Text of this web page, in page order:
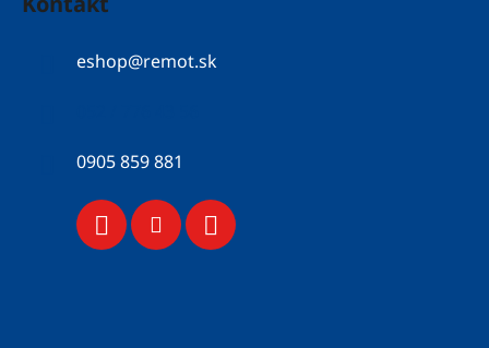
eshop@remot.sk
0905 859 881